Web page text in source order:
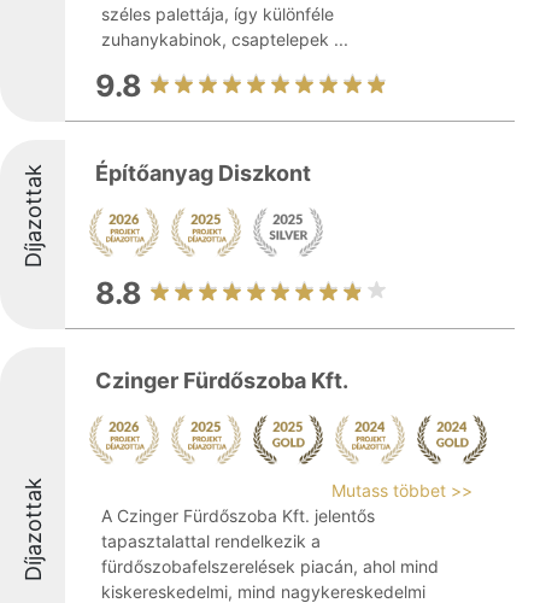
széles palettája, így különféle
zuhanykabinok, csaptelepek ...
9.8
Díjazottak Építőanyag Diszkont
8.8
Díjazottak
Czinger Fürdőszoba Kft.
Mutass többet >>
A Czinger Fürdőszoba Kft. jelentős
tapasztalattal rendelkezik a
fürdőszobafelszerelések piacán, ahol mind
kiskereskedelmi, mind nagykereskedelmi